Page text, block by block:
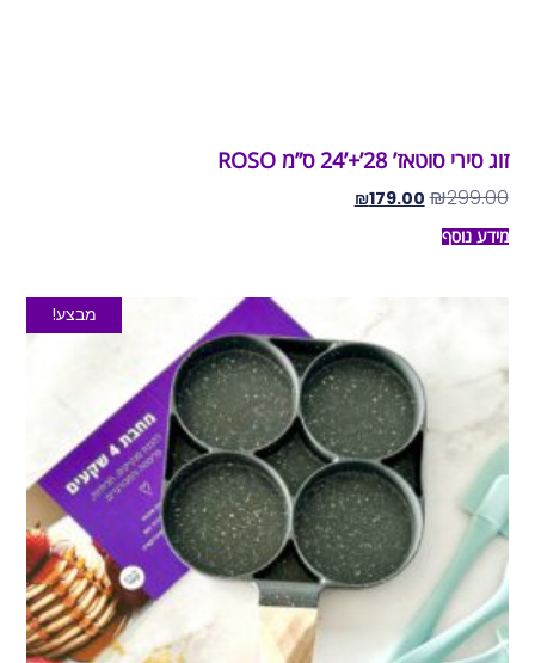
זוג סירי סוטאז’ 28’+’24 ס”מ ROSO
₪299.00
₪179.00
מידע נוסף
מבצע!